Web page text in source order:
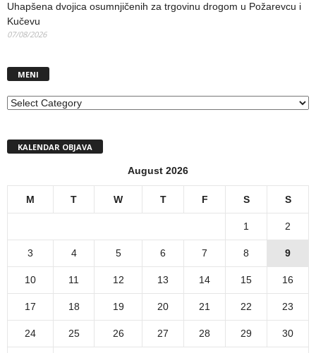
Uhapšena dvojica osumnjičenih za trgovinu drogom u Požarevcu i
Kučevu
07/08/2026
MENI
MENI
KALENDAR OBJAVA
August 2026
M T W T F S S
1 2
3 4 5 6 7 8 9
10 11 12 13 14 15 16
17 18 19 20 21 22 23
24 25 26 27 28 29 30